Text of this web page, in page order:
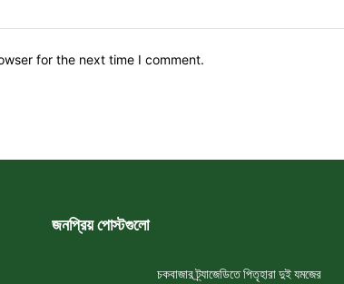
for the next time I comment.
জনপ্রিয় পোস্টগুলো
চকবাজার ট্র্যাজেডিতে পিতৃহারা দুই যমজের